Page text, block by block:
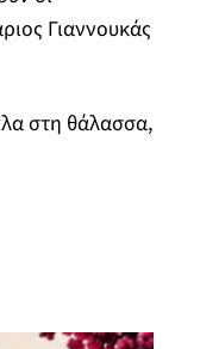
Γιαννουκάς
στη θάλασσα,